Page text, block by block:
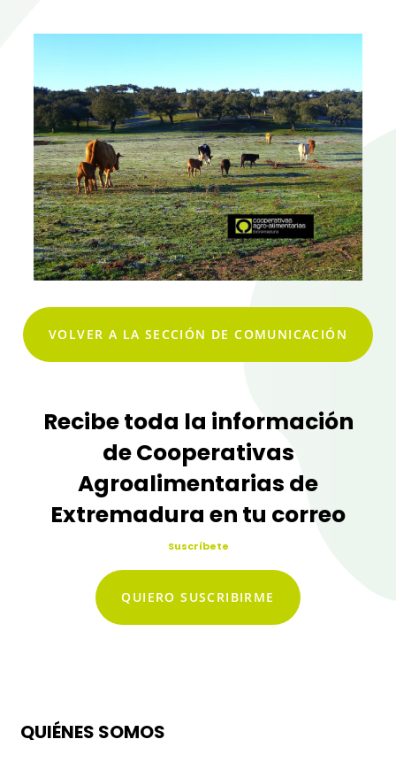
VOLVER A LA SECCIÓN DE COMUNICACIÓN
Recibe toda la información
de Cooperativas
Agroalimentarias de
Extremadura en tu correo
Suscríbete
QUIERO SUSCRIBIRME
QUIÉNES SOMOS